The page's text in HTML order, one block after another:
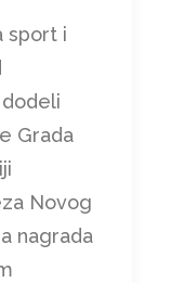
sport i
Grada
Novog
nagrada